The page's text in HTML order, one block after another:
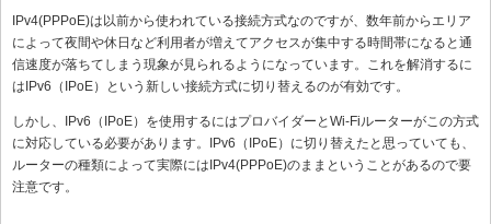
IPv4(PPPoE)は以前から使われている接続方式なのですが、数年前からエリア
によって夜間や休日など利用者が増えてアクセスが集中する時間帯になると通
信速度が落ちてしまう現象が見られるようになっています。これを解消するに
はIPv6（IPoE）という新しい接続方式に切り替えるのが有効です。
しかし、IPv6（IPoE）を使用するにはプロバイダーとWi-Fiルーターがこの方式
に対応している必要があります。IPv6（IPoE）に切り替えたと思っていても、
ルーターの種類によって実際にはIPv4(PPPoE)のままということがあるので要
注意です。